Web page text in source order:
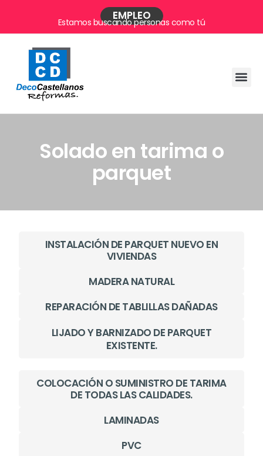
EMPLEO
Estamos buscando personas como tú
Solado en tarima o
parquet
INSTALACIÓN DE PARQUET NUEVO EN
VIVIENDAS
MADERA NATURAL
REPARACIÓN DE TABLILLAS DAÑADAS
LIJADO Y BARNIZADO DE PARQUET
EXISTENTE.
COLOCACIÓN O SUMINISTRO DE TARIMA
DE TODAS LAS CALIDADES.
LAMINADAS
PVC